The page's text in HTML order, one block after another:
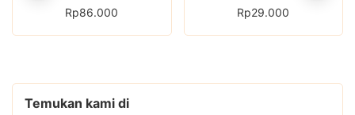
Rp86.000 Rp29.000
Temukan kami di